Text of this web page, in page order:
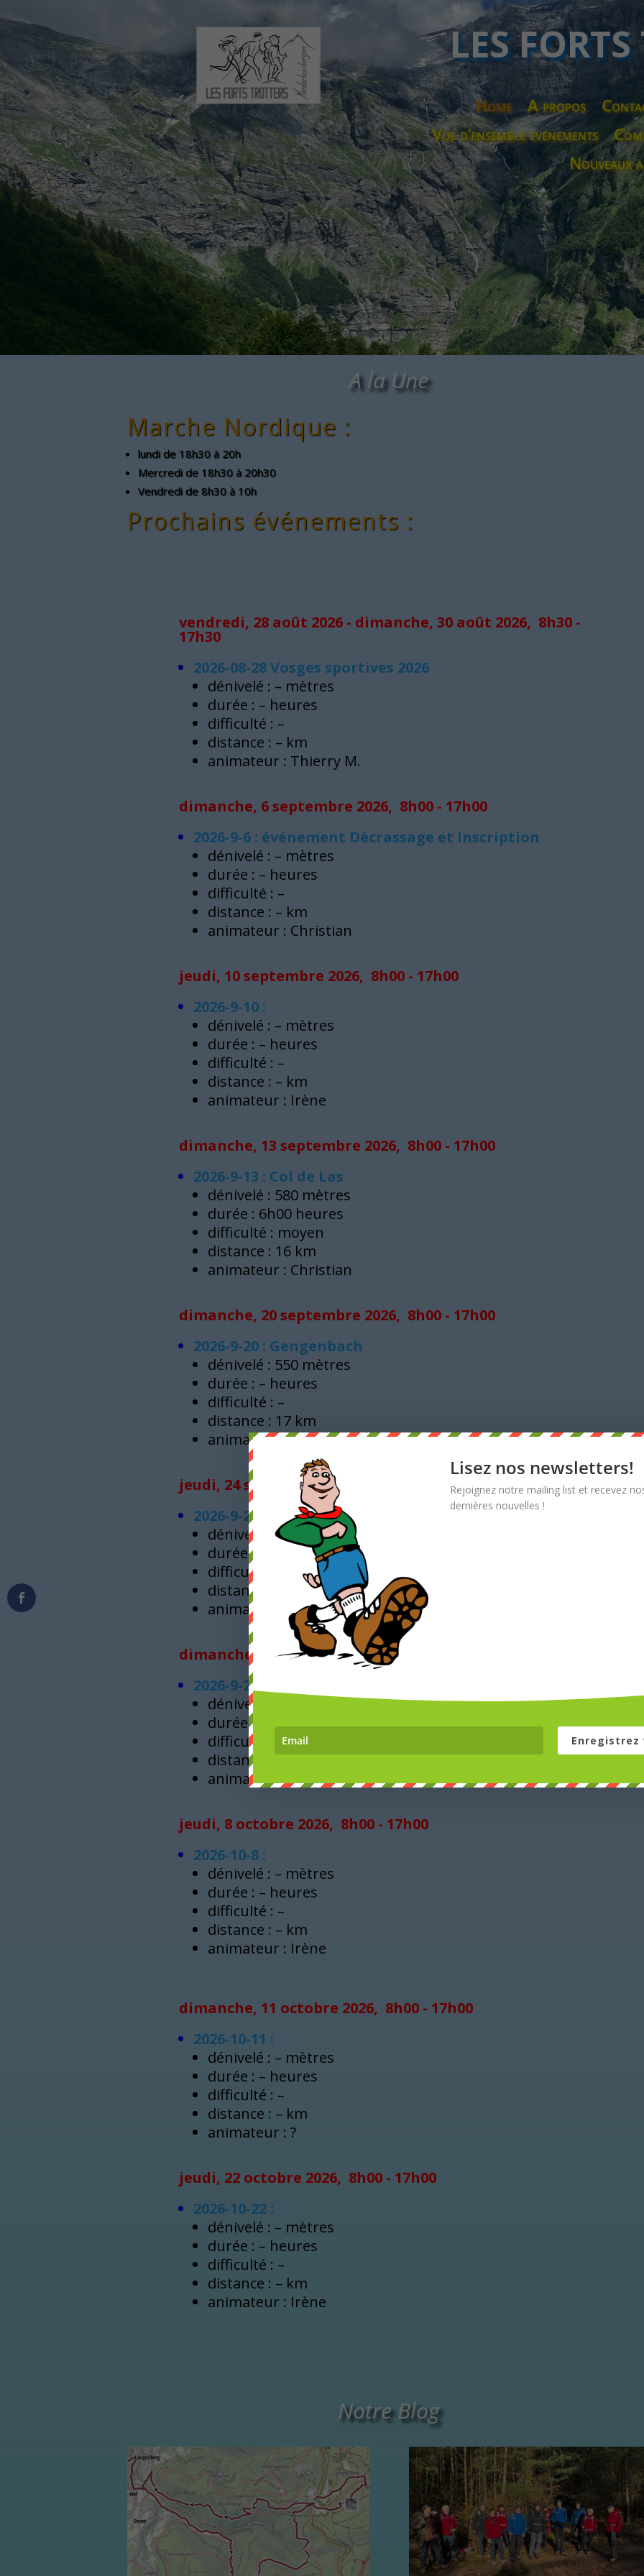
LES
Home A propos
Vue d’ensemble événements
Nouveaux
A la Une
Marche Nordique :
lundi de 18h30 à 20h
Mercredi de 18h30 à 20h30
Vendredi de 8h30 à 10h
Prochains événements :
vendredi, 28 août 2026 - dimanche, 30 août 2026, 8h30 -
17h30
2026-08-28 Vosges sportives 2026
dénivelé : – mètres
durée : – heures
difficulté : –
distance : – km
animateur : Thierry M.
dimanche, 6 septembre 2026, 8h00 - 17h00
2026-9-6 : événement Décrassage et Inscription
dénivelé : – mètres
durée : – heures
difficulté : –
distance : – km
animateur : Christian
jeudi, 10 septembre 2026, 8h00 - 17h00
2026-9-10 :
dénivelé : – mètres
durée : – heures
difficulté : –
distance : – km
animateur : Irène
dimanche, 13 septembre 2026, 8h00 - 17h00
2026-9-13 : Col de Las
dénivelé : 580 mètres
durée : 6h00 heures
difficulté : moyen
distance : 16 km
animateur : Christian
dimanche, 20 septembre 2026, 8h00 - 17h00
2026-9-20 : Gengenbach
dénivelé : 550 mètres
durée : – heures
difficulté : –
distance : 17 km
animateur : Thierry O.
jeudi, 24 septembre 2026, 8h00 - 17h00
2026-9-24 :
dénivelé : – mètres
durée : – heures
difficulté : –
distance : – km
animateur : –
dimanche, 27 septembre 2026, 8h00 - 17h00
2026-9-27 : LFT TMO Marche Longue
dénivelé : – mètres
durée : – heures
difficulté : –
distance : – km
animateur : –
jeudi, 8 octobre 2026, 8h00 - 17h00
2026-10-8 :
dénivelé : – mètres
durée : – heures
difficulté : –
distance : – km
animateur : Irène
dimanche, 11 octobre 2026, 8h00 - 17h00
2026-10-11 :
dénivelé : – mètres
durée : – heures
difficulté : –
distance : – km
animateur : ?
jeudi, 22 octobre 2026, 8h00 - 17h00
2026-10-22 :
dénivelé : – mètres
durée : – heures
difficulté : –
distance : – km
animateur : Irène
Notre Blog
Lisez nos newsletters!
Rejoignez notre mailing list et recevez
dernières nouvelles !
Enregistrez